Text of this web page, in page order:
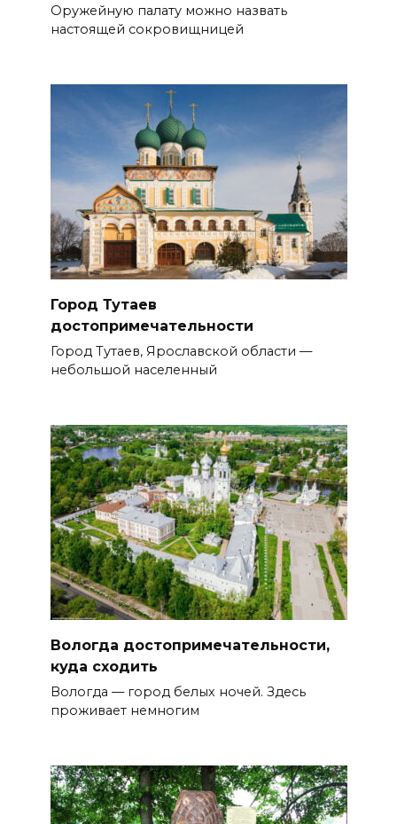
Оружейную палату можно назвать
настоящей сокровищницей
Город Тутаев
достопримечательности
Город Тутаев, Ярославской области —
небольшой населенный
Вологда достопримечательности,
куда сходить
Вологда — город белых ночей. Здесь
проживает немногим